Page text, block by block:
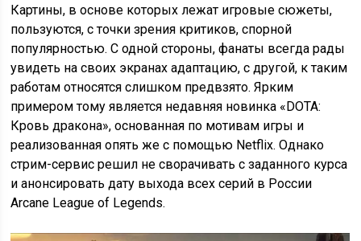
Картины, в основе которых лежат игровые сюжеты,
пользуются, с точки зрения критиков, спорной
популярностью. С одной стороны, фанаты всегда рады
увидеть на своих экранах адаптацию, с другой, к таким
работам относятся слишком предвзято. Ярким
примером тому является недавняя новинка «DOTA:
Кровь дракона», основанная по мотивам игры и
реализованная опять же с помощью Netflix. Однако
стрим-сервис решил не сворачивать с заданного курса
и анонсировать дату выхода всех серий в России
Arcane League of Legends.